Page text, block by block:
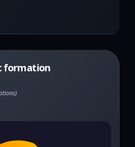
formation